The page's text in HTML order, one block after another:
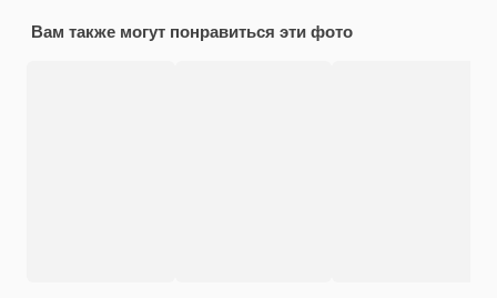
Вам также могут понравиться эти фото